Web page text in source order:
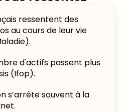
ressentent des
au cours de leur vie
d'actifs passent plus
(Ifop).
s’arrête souvent à la